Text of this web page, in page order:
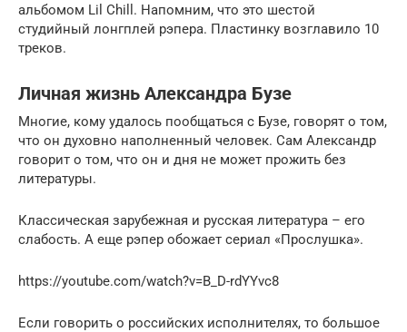
альбомом Lil Chill. Напомним, что это шестой
студийный лонгплей рэпера. Пластинку возглавило 10
треков.
Личная жизнь Александра Бузе
Многие, кому удалось пообщаться с Бузе, говорят о том,
что он духовно наполненный человек. Сам Александр
говорит о том, что он и дня не может прожить без
литературы.
Классическая зарубежная и русская литература – его
слабость. А еще рэпер обожает сериал «Прослушка».
https://youtube.com/watch?v=B_D-rdYYvc8
Если говорить о российских исполнителях, то большое